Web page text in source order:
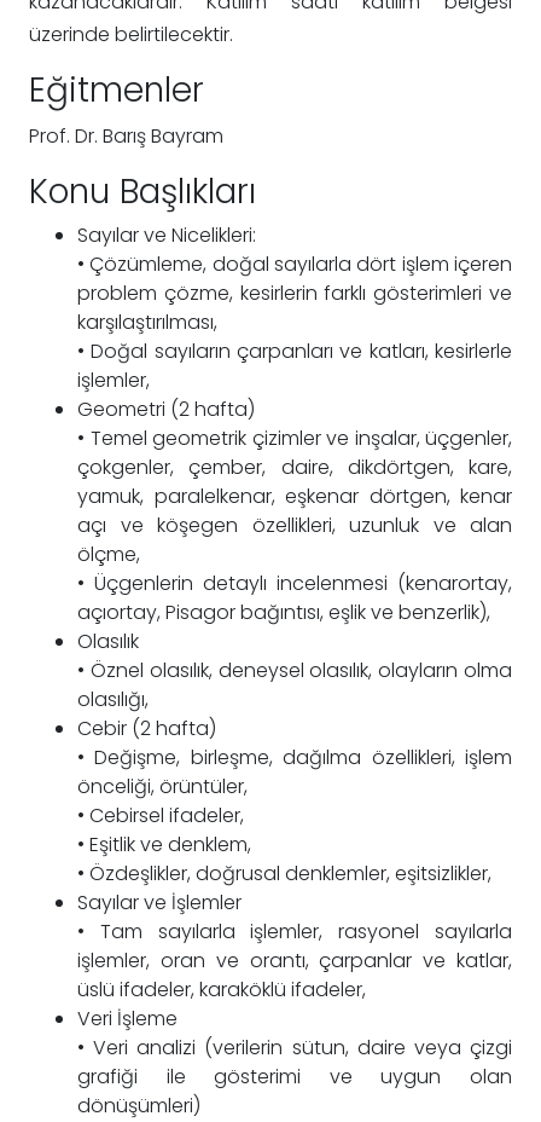
üzerinde belirtilecektir.
Eğitmenler
Prof. Dr. Barış Bayram
Konu Başlıkları
Sayılar ve Nicelikleri:
• Çözümleme, doğal sayılarla dört işlem içeren
problem çözme, kesirlerin farklı gösterimleri ve
karşılaştırılması,
• Doğal sayıların çarpanları ve katları, kesirlerle
işlemler,
Geometri (2 hafta)
• Temel geometrik çizimler ve inşalar, üçgenler,
çokgenler, çember, daire, dikdörtgen, kare,
yamuk, paralelkenar, eşkenar dörtgen, kenar
açı ve köşegen özellikleri, uzunluk ve alan
ölçme,
• Üçgenlerin detaylı incelenmesi (kenarortay,
açıortay, Pisagor bağıntısı, eşlik ve benzerlik),
Olasılık
• Öznel olasılık, deneysel olasılık, olayların olma
olasılığı,
Cebir (2 hafta)
• Değişme, birleşme, dağılma özellikleri, işlem
önceliği, örüntüler,
• Cebirsel ifadeler,
• Eşitlik ve denklem,
• Özdeşlikler, doğrusal denklemler, eşitsizlikler,
Sayılar ve İşlemler
• Tam sayılarla işlemler, rasyonel sayılarla
işlemler, oran ve orantı, çarpanlar ve katlar,
üslü ifadeler, karaköklü ifadeler,
Veri İşleme
• Veri analizi (verilerin sütun, daire veya çizgi
grafiği ile gösterimi ve uygun olan
dönüşümleri)